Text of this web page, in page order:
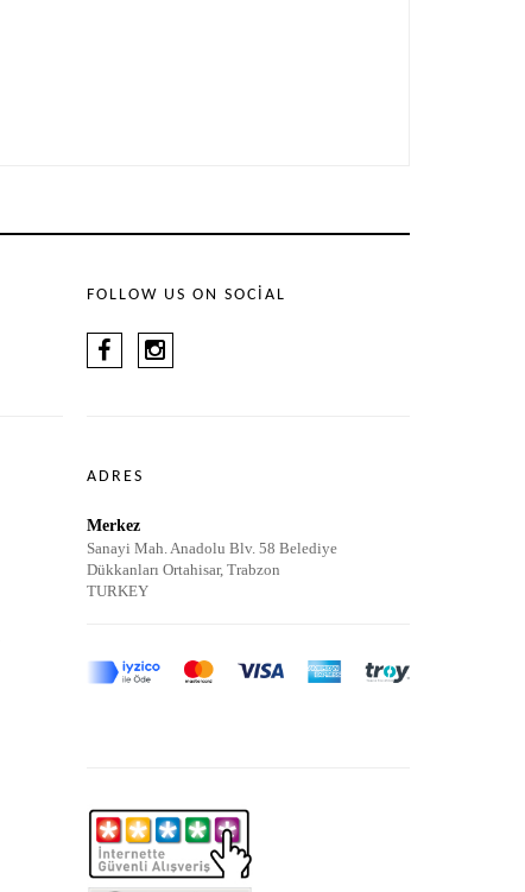
FOLLOW US ON SOCIAL
ADRES
Merkez
Sanayi Mah. Anadolu Blv. 58 Belediye
Dükkanları Ortahisar, Trabzon
TURKEY